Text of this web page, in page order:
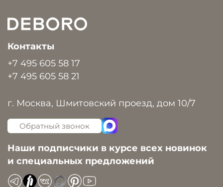
Контакты
+7 495 605 58 17
+7 495 605 58 21
г. Москва, Шмитовский проезд, дом 10/7
Обратный звонок
Наши подписчики в курсе всех новинок
и специальных предложений